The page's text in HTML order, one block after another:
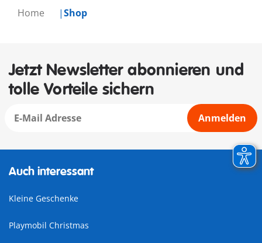
Home Shop
Jetzt Newsletter abonnieren und
tolle Vorteile sichern
Anmelden
Auch interessant
Kleine Geschenke
Playmobil Christmas